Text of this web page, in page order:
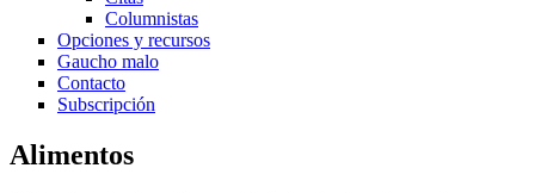
Columnistas
Opciones y recursos
Gaucho malo
Contacto
Subscripción
Alimentos